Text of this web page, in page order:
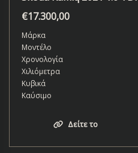
€17.300,00
Μάρκα
Μοντέλο
Χρονολογία
Χιλιόμετρα
Κυβικά
Καύσιμο
Δείτε το